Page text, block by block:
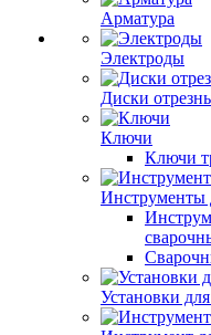
Арматура
Электроды
Диски
Ключи
Ключи
Инструменты
Установки